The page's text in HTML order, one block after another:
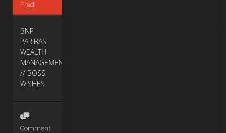
Fred
BNP
PARIBAS
WEALTH
MANAGEMENT
// BOSS
WISHES
Comment